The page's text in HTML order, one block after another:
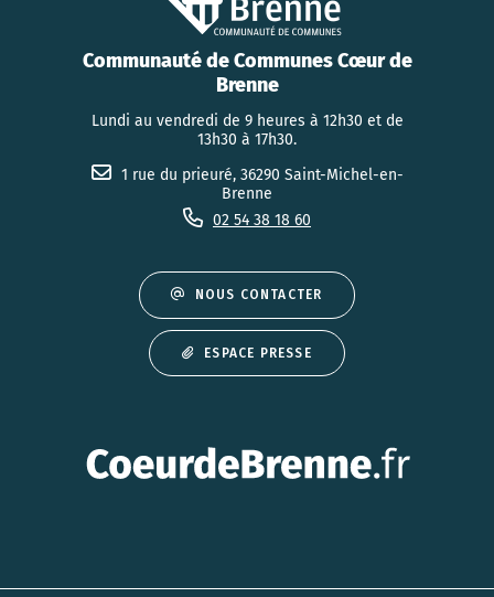
Communauté de Communes Cœur de
Brenne
Lundi au vendredi de 9 heures à 12h30 et de
13h30 à 17h30.
1 rue du prieuré, 36290 Saint-Michel-en-
Brenne
02 54 38 18 60
NOUS CONTACTER
ESPACE PRESSE